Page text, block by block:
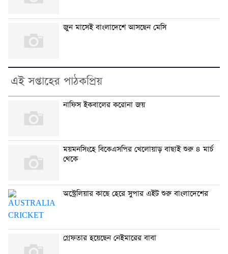
জুন মাসেই বাংলাদেশে আসছেন মেসি
এই সপ্তাহের পাঠকপ্রিয়
নাফিস ইকবালের করোনা জয়
ময়মনসিংহে বিকেএসপির খেলোয়াড় বাছাই শুরু ৪ মার্চ
থেকে
অস্ট্রেলিয়ার কাছে হেরে সুপার এইট শুরু বাংলাদেশের
গ্রেফতার হয়েছেন নেইমারের বাবা